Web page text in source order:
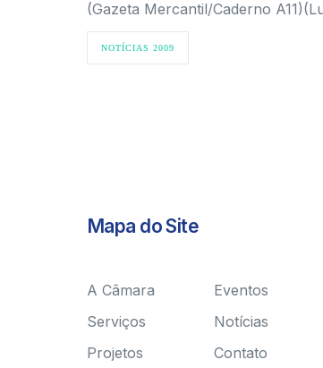
(Gazeta Mercantil/Caderno
NOTÍCIAS 2009
Mapa do Site
A Câmara
Serviços
Projetos
Eventos
Notícias
Contato